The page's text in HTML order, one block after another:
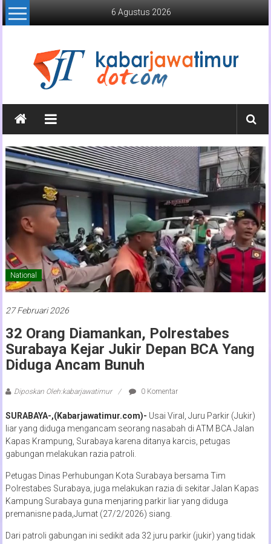
Lompat
ke
6 Agustus 2026
Kabar
Jawa
Timur
Media
Online
Timur
National
27 Februari 2026
32 Orang Diamankan, Polrestabes
Surabaya Kejar Jukir Depan BCA Yang
Diduga Ancam Bunuh
Diposkan Oleh:kabarjawatimur 0 Komentar
SURABAYA-,(Kabarjawatimur.com)- Usai Viral, Juru Parkir (Jukir)
liar yang diduga mengancam seorang nasabah di ATM BCA Jalan
Kapas Krampung, Surabaya karena ditanya karcis, petugas
gabungan melakukan razia patroli.
Petugas Dinas Perhubungan Kota Surabaya bersama Tim
Polrestabes Surabaya, juga melakukan razia di sekitar Jalan Kapas
Kampung Surabaya guna menjaring parkir liar yang diduga
premanisne pada,Jumat (27/2/2026) siang.
Dari patroli gabungan ini sedikit ada 32 juru parkir (jukir) yang tidak